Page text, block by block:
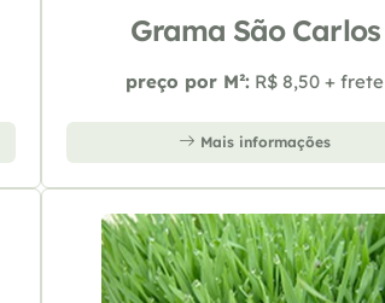
Grama São Carlos
preço por M²: R$ 8,50 + frete
Mais informações